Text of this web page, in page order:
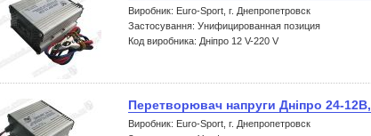
Виробник: Euro-Sport, г. Днепропетровск
Застосування: Унифицированная позиция
Код виробника: Дніпро 12 V-220 V
Перетворювач напруги Дніпро 24-
Виробник: Euro-Sport, г. Днепропетровск